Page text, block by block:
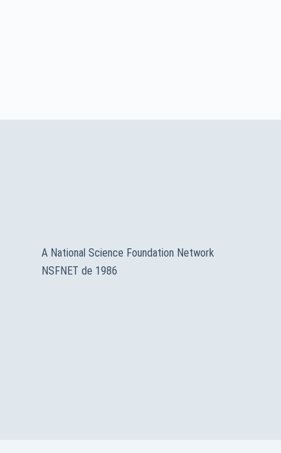
A National Science Foundation Network
NSFNET de 1986